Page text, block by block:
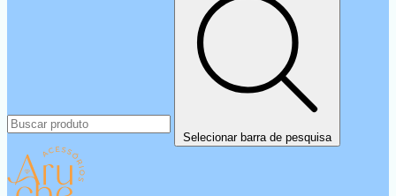
Selecionar barra de pesquisa